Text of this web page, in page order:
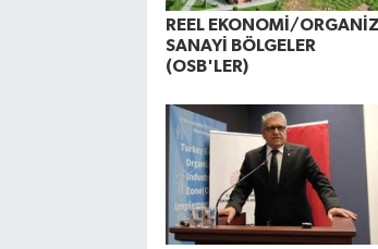
REEL EKONOMİ/
SANAYİ BÖLGELER
(OSB'LER)